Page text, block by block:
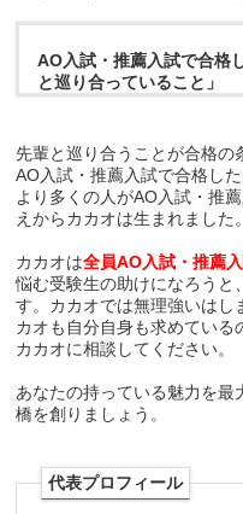
AO入試・推薦入試で合格
と巡り合っていること」
先輩と巡り合うことが合格の
AO入試・推薦入試で合格し
より多くの人がAO入試・推
えからカカオは生まれました。
カカオは全員AO入試・推薦
悩む受験生の助けになろうと
す。カカオでは無理強いはし
カオも自分自身も求めている
カカオに相談してください。
あなたの持っている魅力を最
橋を創りましょう。
代表プロフィール